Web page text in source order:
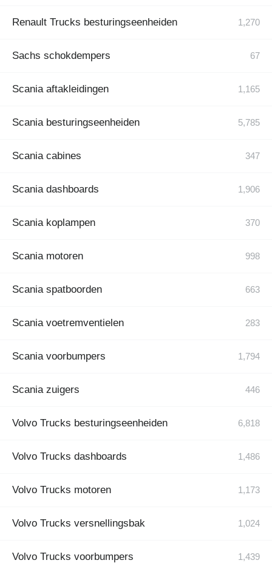
Renault Trucks besturingseenheiden
Sachs schokdempers
Scania aftakleidingen
Scania besturingseenheiden
Scania cabines
Scania dashboards
Scania koplampen
Scania motoren
Scania spatboorden
Scania voetremventielen
Scania voorbumpers
Scania zuigers
Volvo Trucks besturingseenheiden
Volvo Trucks dashboards
Volvo Trucks motoren
Volvo Trucks versnellingsbak
Volvo Trucks voorbumpers